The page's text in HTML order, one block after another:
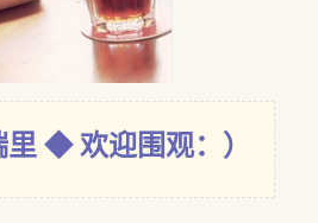
◆ 欢迎围观：）